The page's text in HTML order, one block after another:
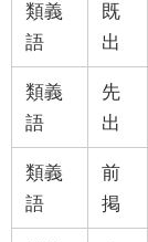
類義
語
既
出
類義
語
先
出
類義
語
前
掲